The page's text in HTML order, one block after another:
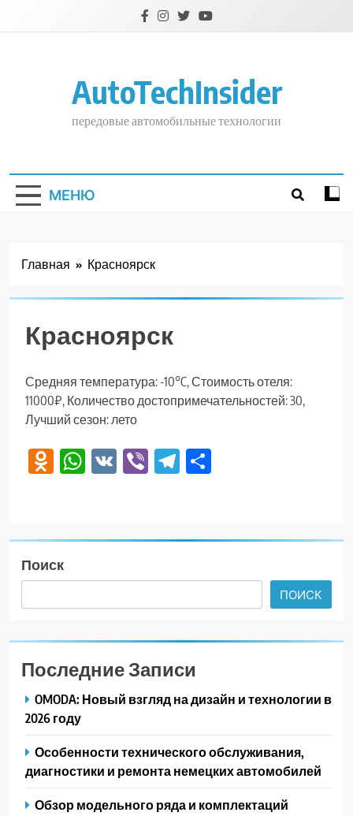
AutoTechInsider
передовые автомобильные технологии
МЕНЮ
Главная Красноярск
Красноярск
Средняя температура: -10°C, Стоимость отеля:
11000₽, Количество достопримечательностей: 30,
Лучший сезон: лето
Odnoklassniki
WhatsApp
VK ViberTelegram
Поиск
ПОИСК
Последние Записи
OMODA: Новый взгляд на дизайн и технологии в
2026 году
Особенности технического обслуживания,
диагностики и ремонта немецких автомобилей
Обзор модельного ряда и комплектаций